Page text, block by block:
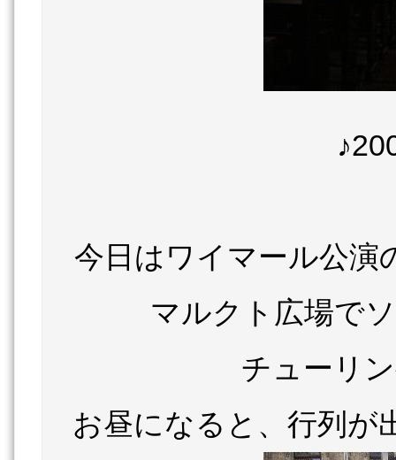
今日はワイマール公演
マルクト広場で
チューリ
お昼になると、行列が